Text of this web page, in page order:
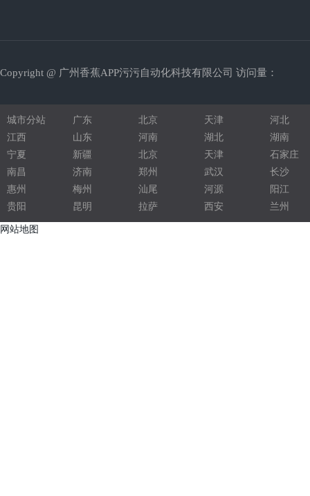
铝型材机架
液压配件
五金压铸
电子灌封胶
Copyright @ 广州香蕉APP污污自动化科技有限公司 访问量：
城市分站 广东 北京 天津
河北
江西
山东 河南 湖北
湖南
宁夏
新疆 北京 天津
石家庄
南昌
济南 郑州 武汉
长沙
惠州
梅州 汕尾 河源
阳江
贵阳
昆明 拉萨 西安 兰州
网站地图